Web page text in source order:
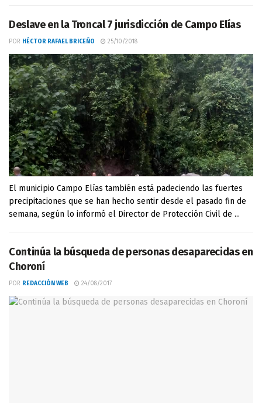
Deslave en la Troncal 7 jurisdicción de Campo Elías
POR HÉCTOR RAFAEL BRICEÑO 25/10/2018
El municipio Campo Elías también está padeciendo las fuertes
precipitaciones que se han hecho sentir desde el pasado fin de
semana, según lo informó el Director de Protección Civil de ...
Continúa la búsqueda de personas desaparecidas en
Choroní
POR REDACCIÓN WEB 24/08/2017